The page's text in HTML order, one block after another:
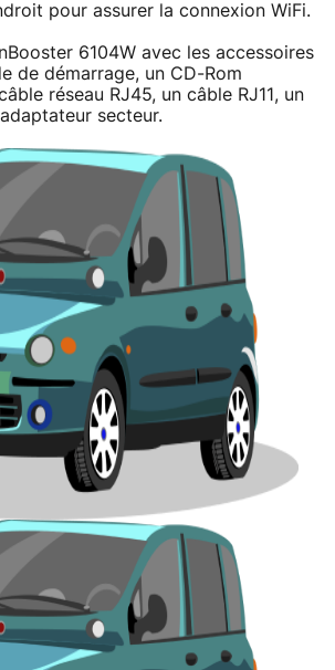
pour assurer la connexion WiFi.
6104W avec les accessoires
de démarrage, un CD-Rom
réseau RJ45, un câble RJ11, un
secteur.